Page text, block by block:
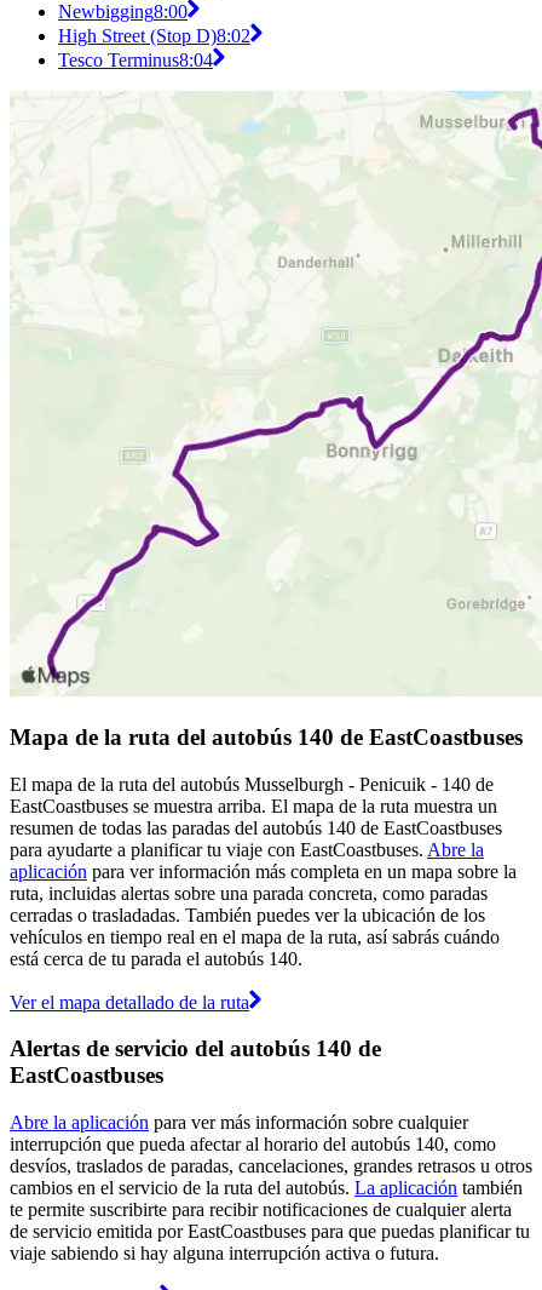
Newbigging8:00
High Street (Stop D)8:02
Tesco Terminus8:04
Mapa de la ruta del autobús 140 de EastCoastbuses
El mapa de la ruta del autobús Musselburgh - Penicuik - 140 de
EastCoastbuses se muestra arriba. El mapa de la ruta muestra un
resumen de todas las paradas del autobús 140 de EastCoastbuses
para ayudarte a planificar tu viaje con EastCoastbuses. Abre la
aplicación para ver información más completa en un mapa sobre la
ruta, incluidas alertas sobre una parada concreta, como paradas
cerradas o trasladadas. También puedes ver la ubicación de los
vehículos en tiempo real en el mapa de la ruta, así sabrás cuándo
está cerca de tu parada el autobús 140.
Ver el mapa detallado de la ruta
Alertas de servicio del autobús 140 de
EastCoastbuses
Abre la aplicación para ver más información sobre cualquier
interrupción que pueda afectar al horario del autobús 140, como
desvíos, traslados de paradas, cancelaciones, grandes retrasos u otros
cambios en el servicio de la ruta del autobús. La aplicación también
te permite suscribirte para recibir notificaciones de cualquier alerta
de servicio emitida por EastCoastbuses para que puedas planificar tu
viaje sabiendo si hay alguna interrupción activa o futura.